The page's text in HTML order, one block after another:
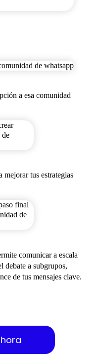
a esa comunidad
mejorar tus estrategias
comunicar a escala
debate a subgrupos,
de tus mensajes clave.